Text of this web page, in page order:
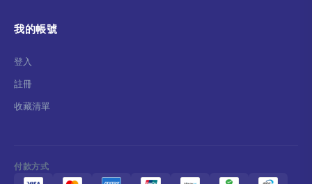
我的帳號
登入
註冊
收藏清單
付款方式